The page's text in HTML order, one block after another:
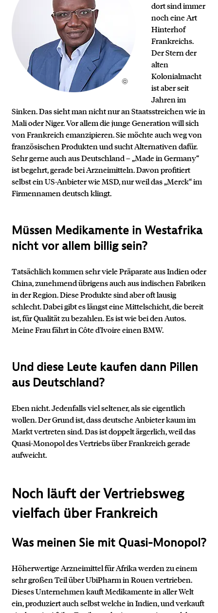
dort sind immer
noch eine Art
Hinterhof
Frankreichs.
Der Stern der
alten
Kolonialmacht
ist aber seit
Jahren im
Sinken. Das sieht man nicht nur an Staatsstreichen wie in
Mali oder Niger. Vor allem die junge Generation will sich
von Frankreich emanzipieren. Sie möchte auch weg von
französischen Produkten und sucht Alternativen dafür.
Sehr gerne auch aus Deutschland – „Made in Germany“
ist begehrt, gerade bei Arzneimitteln. Davon profitiert
selbst ein US-Anbieter wie MSD, nur weil das „Merck“ im
Firmennamen deutsch klingt.
Müssen Medikamente in Westafrika
nicht vor allem billig sein?
Tatsächlich kommen sehr viele Präparate aus Indien oder
China, zunehmend übrigens auch aus indischen Fabriken
in der Region. Diese Produkte sind aber oft lausig
schlecht. Dabei gibt es längst eine Mittelschicht, die bereit
ist, für Qualität zu bezahlen. Es ist wie bei den Autos.
Meine Frau fährt in Côte d'Ivoire einen BMW.
Und diese Leute kaufen dann Pillen
aus Deutschland?
Eben nicht. Jedenfalls viel seltener, als sie eigentlich
wollen. Der Grund ist, dass deutsche Anbieter kaum im
Markt vertreten sind. Das ist doppelt ärgerlich, weil das
Quasi-Monopol des Vertriebs über Frankreich gerade
aufweicht.
Noch läuft der Vertriebsweg
vielfach über Frankreich
Was meinen Sie mit Quasi-Monopol?
Höherwertige Arzneimittel für Afrika werden zu einem
sehr großen Teil über UbiPharm in Rouen vertrieben.
Dieses Unternehmen kauft Medikamente in aller Welt
ein, produziert auch selbst welche in Indien, und verkauft